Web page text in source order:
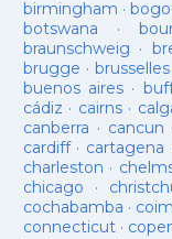
birmingham ·
botswana ·
braunschweig ·
brugge · brusselles
buenos aires·
cádiz · cairns·
canberra · cancun
cardiff· cartagena
charleston ·
chicago ·
cochabamba ·
connecticut·